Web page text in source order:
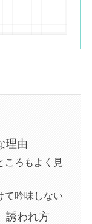
理由
ころもよく見
て吟味しない
誘われ方